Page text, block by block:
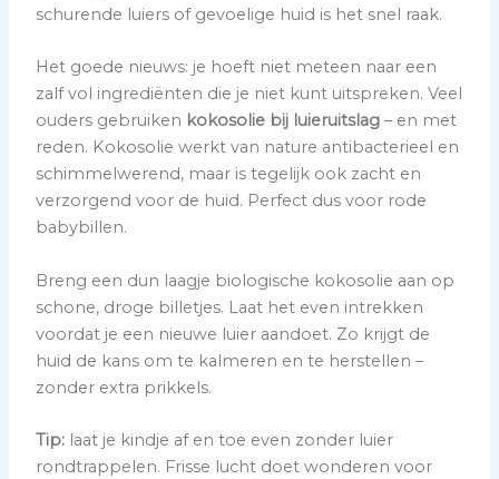
schurende luiers of gevoelige huid is het snel raak.
Het goede nieuws: je hoeft niet meteen naar een
zalf vol ingrediënten die je niet kunt uitspreken. Veel
ouders gebruiken kokosolie bij luieruitslag – en met
reden. Kokosolie werkt van nature antibacterieel en
schimmelwerend, maar is tegelijk ook zacht en
verzorgend voor de huid. Perfect dus voor rode
babybillen.
Breng een dun laagje biologische kokosolie aan op
schone, droge billetjes. Laat het even intrekken
voordat je een nieuwe luier aandoet. Zo krijgt de
huid de kans om te kalmeren en te herstellen –
zonder extra prikkels.
Tip: laat je kindje af en toe even zonder luier
rondtrappelen. Frisse lucht doet wonderen voor